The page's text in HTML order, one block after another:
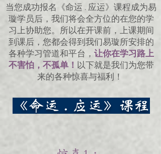
当您成功报名《命运 . 应运》课程成为易
璇学员后，我们将会全方位的在您的学
习上协助您。所以在开课前，上课期间
到课后，您都会得到我们易璇所安排的
各种学习管道和平台， 让你在学习路上
不害怕，不孤单！ 以下就是我们为您带
来的各种惊喜与福利！
《命运 . 应运》课程